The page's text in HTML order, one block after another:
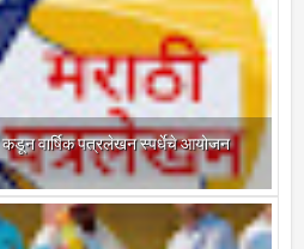
वार्षिक पत्रलेखन स्पर्धेचे आयोजन